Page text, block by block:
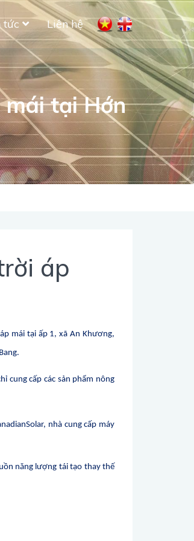
tức Liên hệ
tại Hớn
áp
mái tại ấp 1, xã An Khương,
cung cấp các sản phẩm nông
nhà cung cấp máy
năng lượng tái tạo thay thế